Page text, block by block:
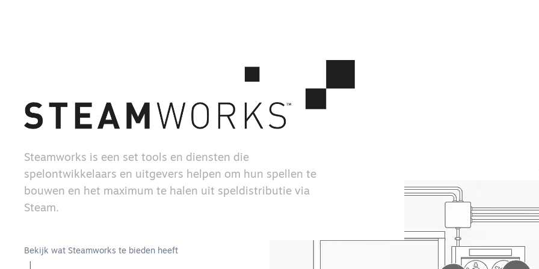
Steamworks is een set tools en diensten die
spelontwikkelaars en uitgevers helpen om hun spellen te
bouwen en het maximum te halen uit speldistributie via
Steam.
Bekijk wat Steamworks te bieden heeft